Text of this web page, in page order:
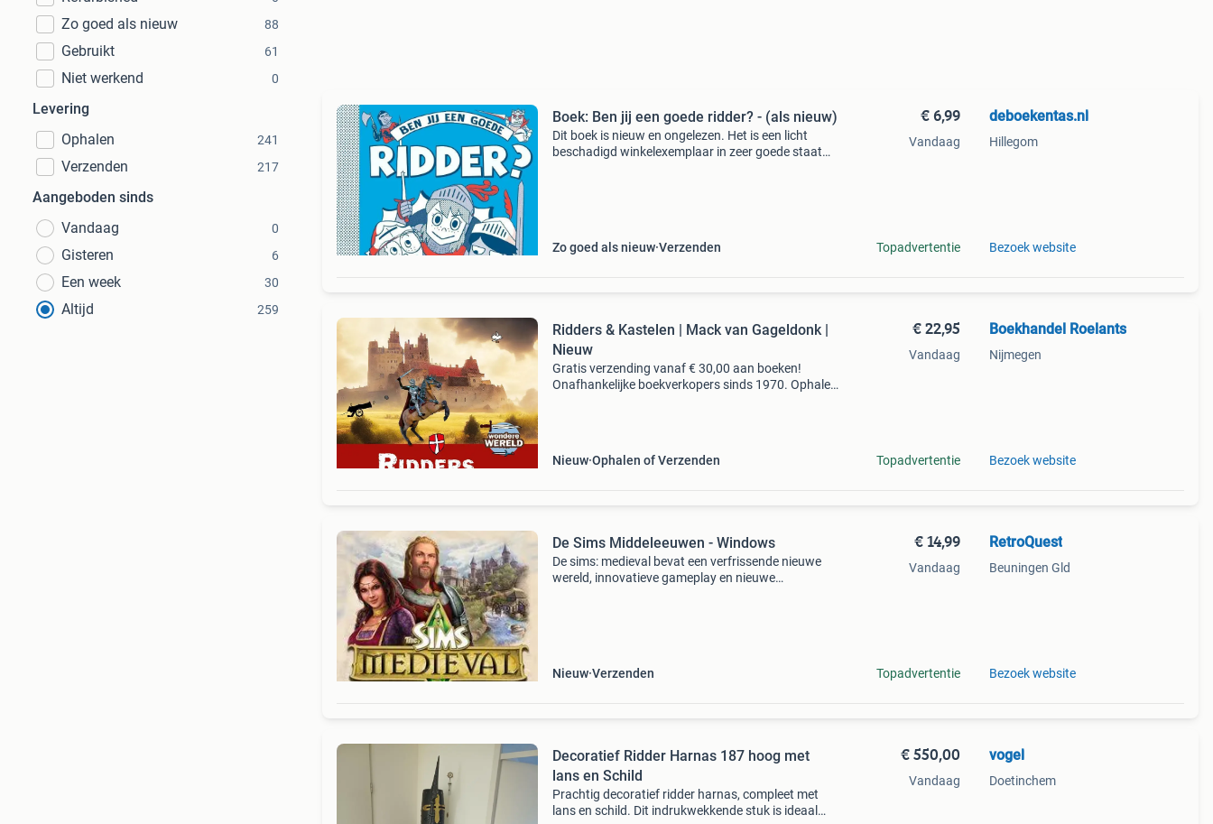
Zo goed als nieuw 88
Gebruikt 61
Niet werkend 0
Levering
Ophalen
241
Verzenden 217
Aangeboden sinds
Vandaag
0
Gisteren 6
Een week 30
Altijd 259
Boek: Ben jij een goede ridder? - (als nieuw)
Dit boek is nieuw en ongelezen. Het is een licht
beschadigd winkelexemplaar in zeer goede staat
Zo goed als nieuw Verzenden
€ 6,99
Vandaag
Topadvertentie
deboekentas.nl
Hillegom
Bezoek website
Ridders & Kastelen | Mack van Gageldonk |
Nieuw
Gratis verzending vanaf € 30,00 aan boeken!
Onafhankelijke boekverkopers sinds 1970. Ophalen
Nieuw Ophalen of Verzenden
€ 22,95
Vandaag
Topadvertentie
Boekhandel Roelants
Nijmegen
Bezoek website
De Sims Middeleeuwen - Windows
De sims: medieval bevat een verfrissende nieuwe
wereld, innovatieve gameplay en nieuwe
Nieuw Verzenden
€ 14,99
Vandaag
Topadvertentie
RetroQuest
Beuningen Gld
Bezoek website
Decoratief Ridder Harnas 187 hoog met
lans en Schild
Prachtig decoratief ridder harnas, compleet met
lans en schild. Dit indrukwekkende stuk is ideaal
€ 550,00
Vandaag
vogel
Doetinchem